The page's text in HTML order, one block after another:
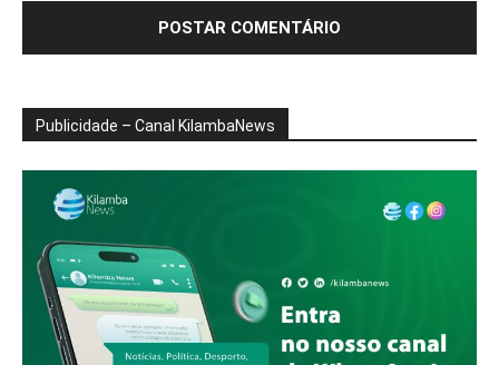
Publicidade – Canal KilambaNews